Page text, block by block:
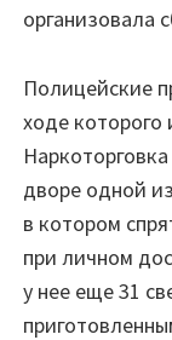
организовала
Полицейские
ходе
дворе одной
в котором
при личном
у нее еще 31